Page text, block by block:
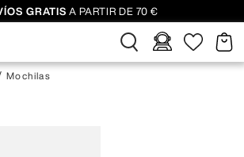
GRATIS A PARTIR DE 70 €
Mochilas